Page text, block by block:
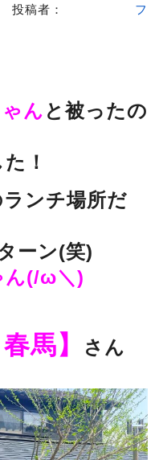
投稿者：
フ
ん と被ったの
！
ンチ場所だ
ーン(笑)
ん(/ω＼)
馬】
さん